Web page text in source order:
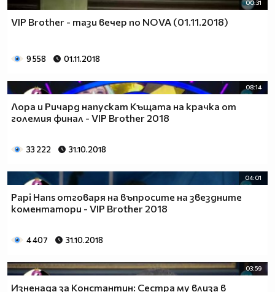
00:31
VIP Brother - тази вечер по NOVA (01.11.2018)
9 558 01.11.2018
08:14
Лора и Ричард напускат Къщата на крачка от
големия финал - VIP Brother 2018
33 222 31.10.2018
04:01
Papi Hans отговаря на въпросите на звездните
коментатори - VIP Brother 2018
4 407 31.10.2018
03:59
Изненада за Константин: Сестра му влиза в